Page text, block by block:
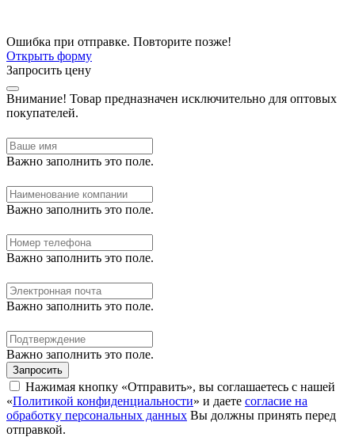
Ошибка при отправке. Повторите позже!
Открыть форму
Запросить цену
Внимание! Товар предназначен исключительно для оптовых
покупателей.
Важно заполнить это поле.
Важно заполнить это поле.
Важно заполнить это поле.
Важно заполнить это поле.
Важно заполнить это поле.
Запросить
Нажимая кнопку «Отправить», вы соглашаетесь с нашей
«Политикой конфиденциальности» и даете согласие на
обработку персональных данных Вы должны принять перед
отправкой.